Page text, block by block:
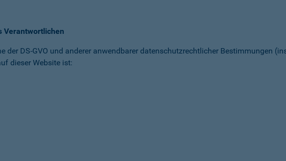
Verantwortlichen
der DS-GVO und anderer anwendbarer datenschutz­rechtlicher Bestimmungen
dieser Website ist: